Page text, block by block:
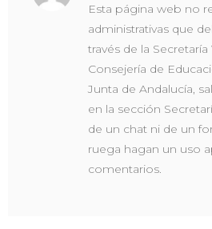
Esta página web no
administrativas que
través de la Secretaría
Consejería de
Junta de Andalucía,
en la sección
de un chat ni de un
ruega hagan un uso
comentarios.